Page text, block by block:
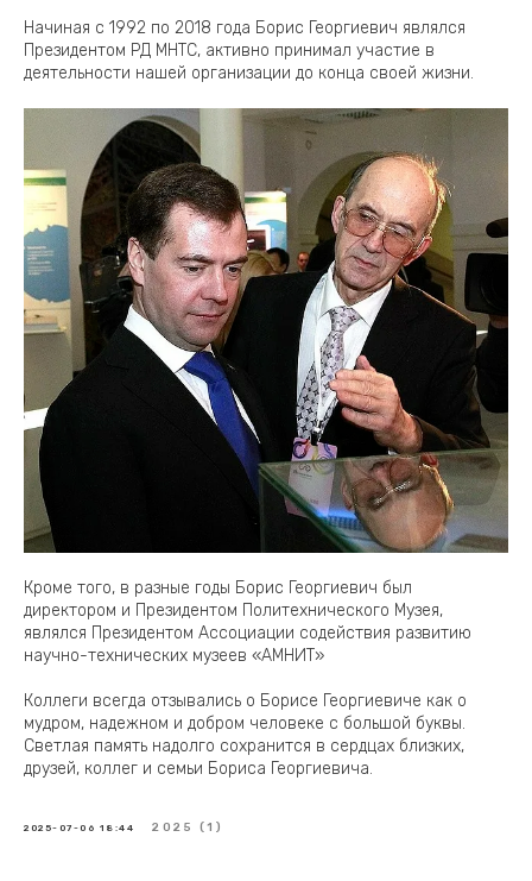
Начиная с 1992 по 2018 года Борис Георгиевич являлся
Президентом РД МНТС, активно принимал участие в
деятельности нашей организации до конца своей жизни.
Кроме того, в разные годы Борис Георгиевич был
директором и Президентом Политехнического Музея,
являлся Президентом Ассоциации содействия развитию
научно-технических музеев «АМНИТ»
Коллеги всегда отзывались о Борисе Георгиевиче как о
мудром, надежном и добром человеке с большой буквы.
Светлая память надолго сохранится в сердцах близких,
друзей, коллег и семьи Бориса Георгиевича.
2025-07-06 18:44 2025 (1)